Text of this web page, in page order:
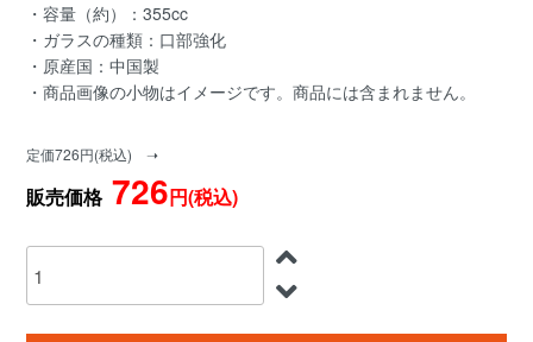
・容量（約）：355cc
・ガラスの種類：口部強化
・原産国：中国製
・商品画像の小物はイメージです。商品には含まれません。
定価726円(税込) ➝
販売価格726円(税込)